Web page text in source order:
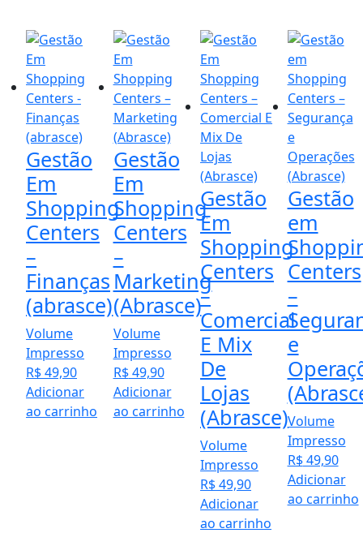
Gestão
Em
Shopping
Centers
–
Finanças
(abrasce)
Volume
Impresso
R$49,90
Adicionar
ao carrinho
Gestão
Em
Shopping
Centers
–
Marketing
(Abrasce)
Volume
Impresso
R$49,90
Adicionar
ao carrinho
Gestão
Em
Shopping
Centers
–
Comercial
E Mix
De
Lojas
(Abrasce)
Volume
Impresso
R$49,90
Adicionar
ao carrinho
Gestão
em
Centers
–
e
Volume
Impresso
R$49,90
Adicionar
ao carrinho